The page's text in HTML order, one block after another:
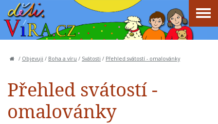
/ Objevuji / Boha a víru / Svátosti / Přehled svátostí - omalovánky
Přehled svátostí -
omalovánky